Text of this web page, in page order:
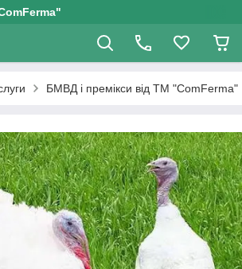
БМВД і премікси від ТМ "ComFerma"